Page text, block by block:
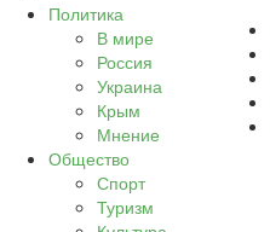
Политика
В мире
Россия
Украина
Крым
Мнение
Общество
Спорт
Туризм